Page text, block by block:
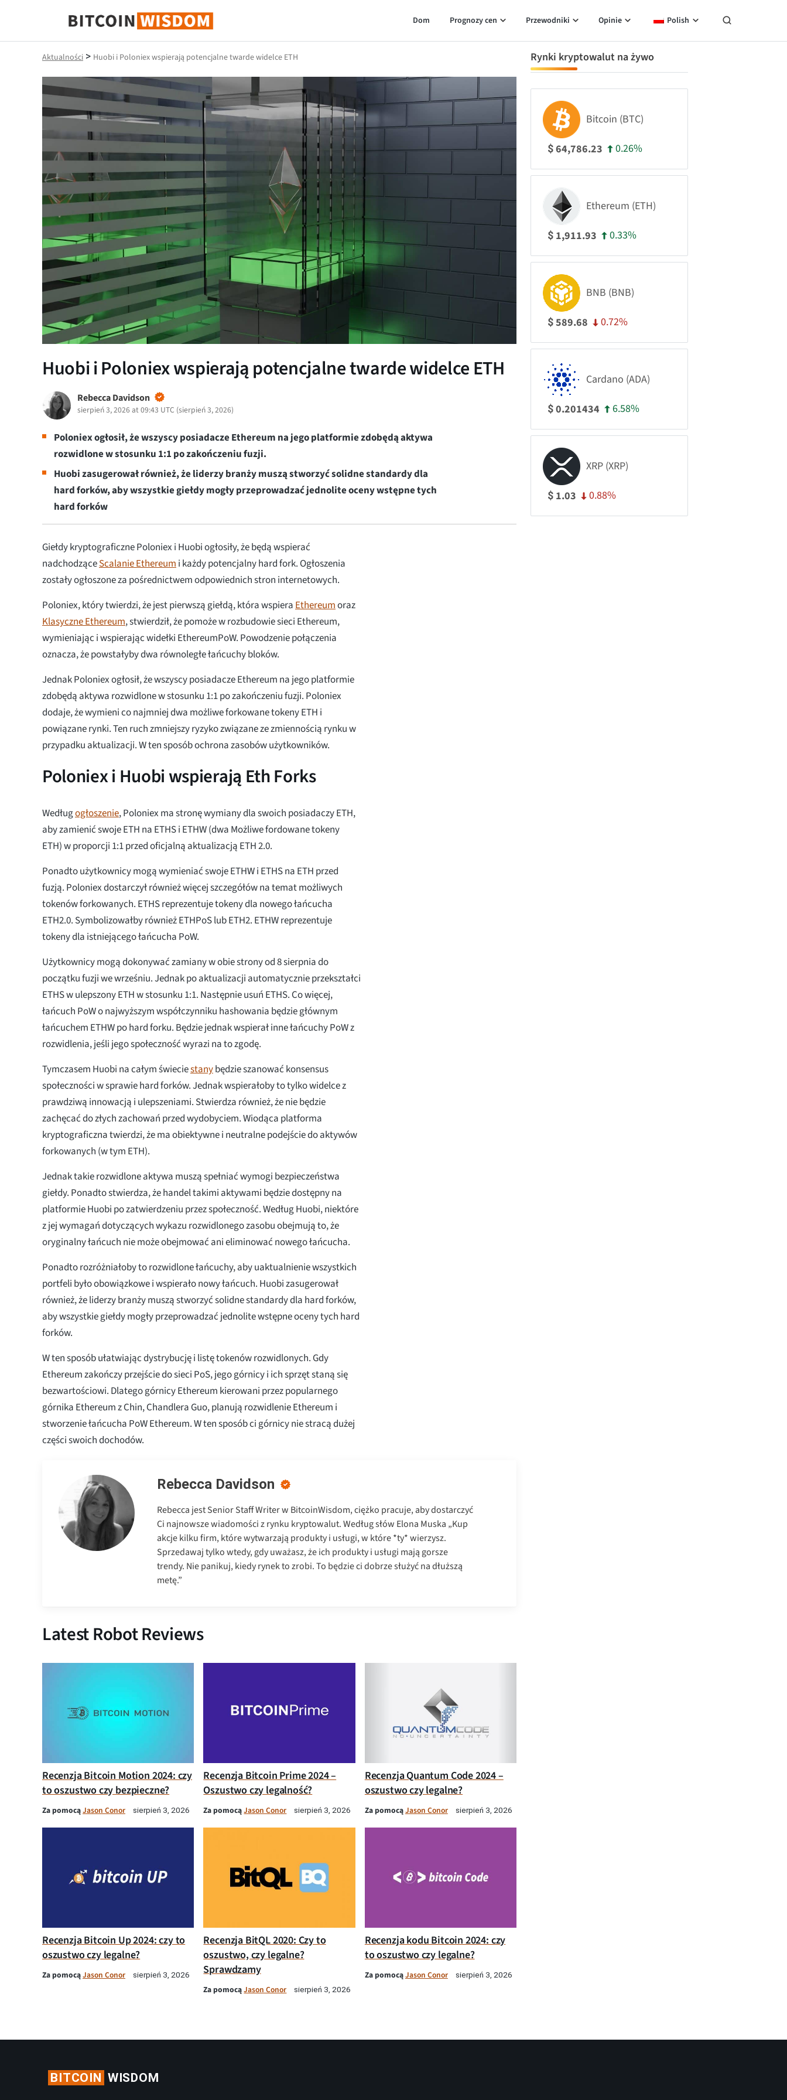
Mądrość Bitcoina
Dom Prognozy cen Przewodniki Opinie Polish
Aktualności > Huobi i Poloniex wspierają potencjalne twarde widelce ETH
Huobi i Poloniex wspierają potencjalne twarde widelce ETH
Rebecca Davidson
sierpień 3, 2026 at 09:43 UTC (sierpień 3, 2026)
Poloniex ogłosił, że wszyscy posiadacze Ethereum na jego platformie zdobędą aktywa
rozwidlone w stosunku 1:1 po zakończeniu fuzji.
Huobi zasugerował również, że liderzy branży muszą stworzyć solidne standardy dla
hard forków, aby wszystkie giełdy mogły przeprowadzać jednolite oceny wstępne tych
hard forków
Giełdy kryptograficzne Poloniex i Huobi ogłosiły, że będą wspierać
nadchodząceScalanie Ethereumi każdy potencjalny hard fork. Ogłoszenia
zostały ogłoszone za pośrednictwem odpowiednich stron internetowych.
Poloniex, który twierdzi, że jest pierwszą giełdą, która wspieraEthereumoraz
Klasyczne Ethereum, stwierdził, że pomoże w rozbudowie sieci Ethereum,
wymieniając i wspierając widełki EthereumPoW. Powodzenie połączenia
oznacza, że powstałyby dwa równoległe łańcuchy bloków.
Jednak Poloniex ogłosił, że wszyscy posiadacze Ethereum na jego platformie
zdobędą aktywa rozwidlone w stosunku 1:1 po zakończeniu fuzji. Poloniex
dodaje, że wymieni co najmniej dwa możliwe forkowane tokeny ETH i
powiązane rynki. Ten ruch zmniejszy ryzyko związane ze zmiennością rynku w
przypadku aktualizacji. W ten sposób ochrona zasobów użytkowników.
Poloniex i Huobi wspierają Eth Forks
Wedługogłoszenie, Poloniex ma stronę wymiany dla swoich posiadaczy ETH,
aby zamienić swoje ETH na ETHS i ETHW (dwa Możliwe fordowane tokeny
ETH) w proporcji 1:1 przed oficjalną aktualizacją ETH 2.0.
Ponadto użytkownicy mogą wymieniać swoje ETHW i ETHS na ETH przed
fuzją. Poloniex dostarczył również więcej szczegółów na temat możliwych
tokenów forkowanych. ETHS reprezentuje tokeny dla nowego łańcucha
ETH2.0. Symbolizowałby również ETHPoS lub ETH2. ETHW reprezentuje
tokeny dla istniejącego łańcucha PoW.
Użytkownicy mogą dokonywać zamiany w obie strony od 8 sierpnia do
początku fuzji we wrześniu. Jednak po aktualizacji automatycznie przekształci
ETHS w ulepszony ETH w stosunku 1:1. Następnie usuń ETHS. Co więcej,
łańcuch PoW o najwyższym współczynniku hashowania będzie głównym
łańcuchem ETHW po hard forku. Będzie jednak wspierał inne łańcuchy PoW z
rozwidlenia, jeśli jego społeczność wyrazi na to zgodę.
Tymczasem Huobi na całym świeciestanybędzie szanować konsensus
społeczności w sprawie hard forków. Jednak wspierałoby to tylko widelce z
prawdziwą innowacją i ulepszeniami. Stwierdza również, że nie będzie
zachęcać do złych zachowań przed wydobyciem. Wiodąca platforma
kryptograficzna twierdzi, że ma obiektywne i neutralne podejście do aktywów
forkowanych (w tym ETH).
Jednak takie rozwidlone aktywa muszą spełniać wymogi bezpieczeństwa
giełdy. Ponadto stwierdza, że handel takimi aktywami będzie dostępny na
platformie Huobi po zatwierdzeniu przez społeczność. Według Huobi, niektóre
z jej wymagań dotyczących wykazu rozwidlonego zasobu obejmują to, że
oryginalny łańcuch nie może obejmować ani eliminować nowego łańcucha.
Ponadto rozróżniałoby to rozwidlone łańcuchy, aby uaktualnienie wszystkich
portfeli było obowiązkowe i wspierało nowy łańcuch. Huobi zasugerował
również, że liderzy branży muszą stworzyć solidne standardy dla hard forków,
aby wszystkie giełdy mogły przeprowadzać jednolite wstępne oceny tych hard
forków.
W ten sposób ułatwiając dystrybucję i listę tokenów rozwidlonych. Gdy
Ethereum zakończy przejście do sieci PoS, jego górnicy i ich sprzęt staną się
bezwartościowi. Dlatego górnicy Ethereum kierowani przez popularnego
górnika Ethereum z Chin, Chandlera Guo, planują rozwidlenie Ethereum i
stworzenie łańcucha PoW Ethereum. W ten sposób ci górnicy nie stracą dużej
części swoich dochodów.
Rebecca Davidson
Rebecca jest Senior Staff Writer w BitcoinWisdom, ciężko pracuje, aby dostarczyć
Ci najnowsze wiadomości z rynku kryptowalut. Według słów Elona Muska „Kup
akcje kilku firm, które wytwarzają produkty i usługi, w które *ty* wierzysz.
Sprzedawaj tylko wtedy, gdy uważasz, że ich produkty i usługi mają gorsze
trendy. Nie panikuj, kiedy rynek to zrobi. To będzie ci dobrze służyć na dłuższą
metę.”
Latest Robot Reviews
Recenzja Bitcoin Motion 2024: czy
to oszustwo czy bezpieczne?
Za pomocąJason Conor sierpień 3, 2026
Recenzja Bitcoin Prime 2024 –
Oszustwo czy legalność?
Za pomocąJason Conor sierpień 3, 2026
Recenzja Quantum Code 2024 –
oszustwo czy legalne?
Za pomocąJason Conor sierpień 3, 2026
Recenzja Bitcoin Up 2024: czy to
oszustwo czy legalne?
Za pomocąJason Conor sierpień 3, 2026
Recenzja BitQL 2020: Czy to
oszustwo, czy legalne?
Sprawdzamy
Za pomocąJason Conor sierpień 3, 2026
Recenzja kodu Bitcoin 2024: czy
to oszustwo czy legalne?
Za pomocąJason Conor sierpień 3, 2026
Rynki kryptowalut na żywo
Bitcoin (BTC)
$64,786.23 0.26%
Ethereum (ETH)
$ 1,911.93 0.33%
BNB (BNB)
$589.68 0.72%
Cardano (ADA)
$0.201434 6.58%
XRP (XRP)
$ 1.03 0.88%
BITCOIN WISDOM